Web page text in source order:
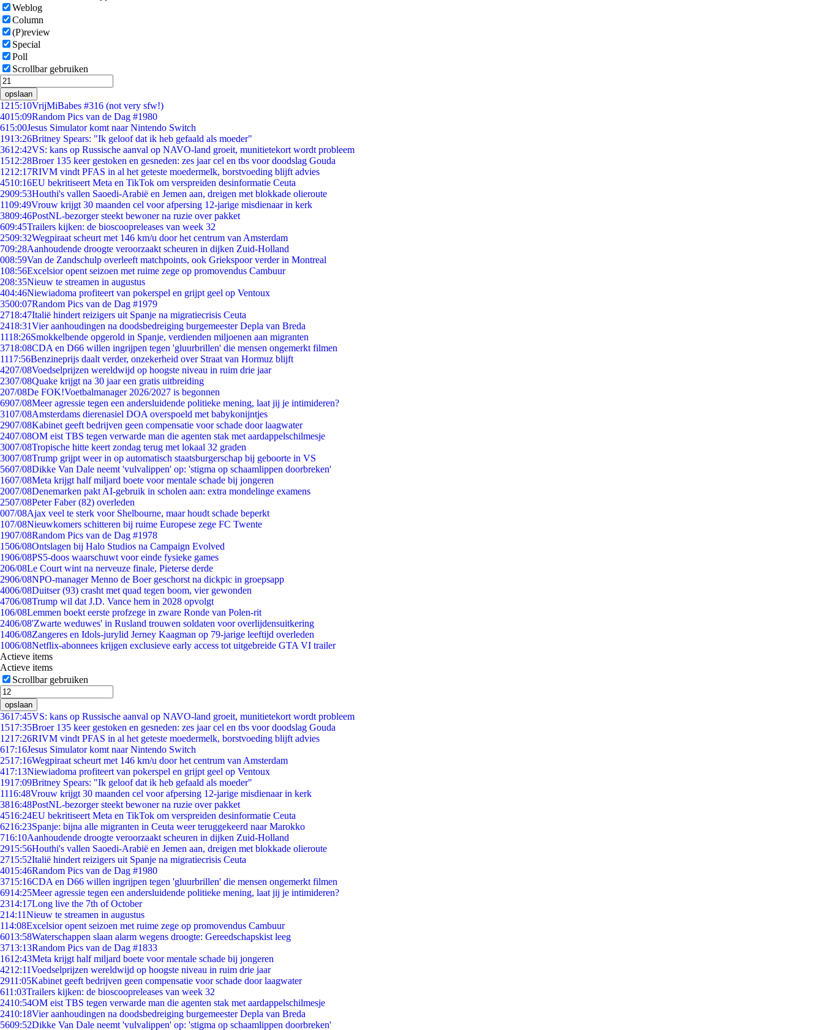
Weblog
Column
(P)review
Special
Poll
Scrollbar gebruiken
opslaan
1215:10VrijMiBabes #316 (not very sfw!)
4015:09Random Pics van de Dag #1980
615:00Jesus Simulator komt naar Nintendo Switch
1913:26Britney Spears: "Ik geloof dat ik heb gefaald als moeder"
3612:42VS: kans op Russische aanval op NAVO-land groeit, munitietekort wordt probleem
1512:28Broer 135 keer gestoken en gesneden: zes jaar cel en tbs voor doodslag Gouda
1212:17RIVM vindt PFAS in al het geteste moedermelk, borstvoeding blijft advies
4510:16EU bekritiseert Meta en TikTok om verspreiden desinformatie Ceuta
2909:53Houthi's vallen Saoedi-Arabië en Jemen aan, dreigen met blokkade olieroute
1109:49Vrouw krijgt 30 maanden cel voor afpersing 12-jarige misdienaar in kerk
3809:46PostNL-bezorger steekt bewoner na ruzie over pakket
609:45Trailers kijken: de bioscoopreleases van week 32
2509:32Wegpiraat scheurt met 146 km/u door het centrum van Amsterdam
709:28Aanhoudende droogte veroorzaakt scheuren in dijken Zuid-Holland
008:59Van de Zandschulp overleeft matchpoints, ook Griekspoor verder in Montreal
108:56Excelsior opent seizoen met ruime zege op promovendus Cambuur
208:35Nieuw te streamen in augustus
404:46Niewiadoma profiteert van pokerspel en grijpt geel op Ventoux
3500:07Random Pics van de Dag #1979
2718:47Italië hindert reizigers uit Spanje na migratiecrisis Ceuta
2418:31Vier aanhoudingen na doodsbedreiging burgemeester Depla van Breda
1118:26Smokkelbende opgerold in Spanje, verdienden miljoenen aan migranten
3718:08CDA en D66 willen ingrijpen tegen 'gluurbrillen' die mensen ongemerkt filmen
1117:56Benzineprijs daalt verder, onzekerheid over Straat van Hormuz blijft
4207/08Voedselprijzen wereldwijd op hoogste niveau in ruim drie jaar
2307/08Quake krijgt na 30 jaar een gratis uitbreiding
207/08De FOK!Voetbalmanager 2026/2027 is begonnen
6907/08Meer agressie tegen een andersluidende politieke mening, laat jij je intimideren?
3107/08Amsterdams dierenasiel DOA overspoeld met babykonijntjes
2907/08Kabinet geeft bedrijven geen compensatie voor schade door laagwater
2407/08OM eist TBS tegen verwarde man die agenten stak met aardappelschilmesje
3007/08Tropische hitte keert zondag terug met lokaal 32 graden
3007/08Trump grijpt weer in op automatisch staatsburgerschap bij geboorte in VS
5607/08Dikke Van Dale neemt 'vulvalippen' op: 'stigma op schaamlippen doorbreken'
1607/08Meta krijgt half miljard boete voor mentale schade bij jongeren
2007/08Denemarken pakt AI-gebruik in scholen aan: extra mondelinge examens
2507/08Peter Faber (82) overleden
007/08Ajax veel te sterk voor Shelbourne, maar houdt schade beperkt
107/08Nieuwkomers schitteren bij ruime Europese zege FC Twente
1907/08Random Pics van de Dag #1978
1506/08Ontslagen bij Halo Studios na Campaign Evolved
1906/08PS5-doos waarschuwt voor einde fysieke games
206/08Le Court wint na nerveuze finale, Pieterse derde
2906/08NPO-manager Menno de Boer geschorst na dickpic in groepsapp
4006/08Duitser (93) crasht met quad tegen boom, vier gewonden
4706/08Trump wil dat J.D. Vance hem in 2028 opvolgt
106/08Lemmen boekt eerste profzege in zware Ronde van Polen-rit
2406/08'Zwarte weduwes' in Rusland trouwen soldaten voor overlijdensuitkering
1406/08Zangeres en Idols-jurylid Jerney Kaagman op 79-jarige leeftijd overleden
1006/08Netflix-abonnees krijgen exclusieve early access tot uitgebreide GTA VI trailer
Actieve items
Actieve items
Scrollbar gebruiken
opslaan
3617:45VS: kans op Russische aanval op NAVO-land groeit, munitietekort wordt probleem
1517:35Broer 135 keer gestoken en gesneden: zes jaar cel en tbs voor doodslag Gouda
1217:26RIVM vindt PFAS in al het geteste moedermelk, borstvoeding blijft advies
617:16Jesus Simulator komt naar Nintendo Switch
2517:16Wegpiraat scheurt met 146 km/u door het centrum van Amsterdam
417:13Niewiadoma profiteert van pokerspel en grijpt geel op Ventoux
1917:09Britney Spears: "Ik geloof dat ik heb gefaald als moeder"
1116:48Vrouw krijgt 30 maanden cel voor afpersing 12-jarige misdienaar in kerk
3816:48PostNL-bezorger steekt bewoner na ruzie over pakket
4516:24EU bekritiseert Meta en TikTok om verspreiden desinformatie Ceuta
6216:23Spanje: bijna alle migranten in Ceuta weer teruggekeerd naar Marokko
716:10Aanhoudende droogte veroorzaakt scheuren in dijken Zuid-Holland
2915:56Houthi's vallen Saoedi-Arabië en Jemen aan, dreigen met blokkade olieroute
2715:52Italië hindert reizigers uit Spanje na migratiecrisis Ceuta
4015:46Random Pics van de Dag #1980
3715:16CDA en D66 willen ingrijpen tegen 'gluurbrillen' die mensen ongemerkt filmen
6914:25Meer agressie tegen een andersluidende politieke mening, laat jij je intimideren?
2314:17Long live the 7th of October
214:11Nieuw te streamen in augustus
114:08Excelsior opent seizoen met ruime zege op promovendus Cambuur
6013:58Waterschappen slaan alarm wegens droogte: Gereedschapskist leeg
3713:13Random Pics van de Dag #1833
1612:43Meta krijgt half miljard boete voor mentale schade bij jongeren
4212:11Voedselprijzen wereldwijd op hoogste niveau in ruim drie jaar
2911:05Kabinet geeft bedrijven geen compensatie voor schade door laagwater
611:03Trailers kijken: de bioscoopreleases van week 32
2410:54OM eist TBS tegen verwarde man die agenten stak met aardappelschilmesje
2410:18Vier aanhoudingen na doodsbedreiging burgemeester Depla van Breda
5609:52Dikke Van Dale neemt 'vulvalippen' op: 'stigma op schaamlippen doorbreken'